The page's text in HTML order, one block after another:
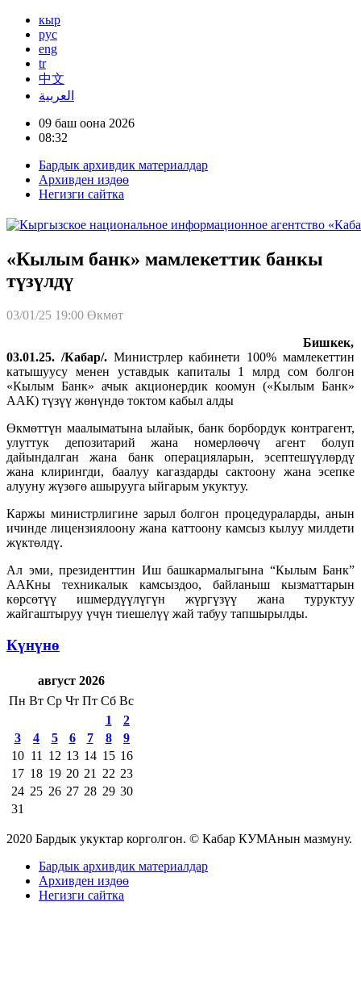
кыр
рус
eng
tr
中文
العربية
09 баш оона 2026
08:32
Бардык архивдик материалдар
Архивден издөө
Негизги сайтка
«Кылым банк» мамлекеттик банкы
түзүлдү
03/01/25 19:00 Өкмөт
Бишкек,
03.01.25. /Кабар/. Министрлер кабинети 100% мамлекеттин
катышуусу менен уставдык капиталы 1 млрд сом болгон
«Кылым Банк» ачык акционердик коомун («Кылым Банк»
ААК) түзүү жөнүндө токтом кабыл алды
Өкмөттүн маалыматына ылайык, банк борбордук контрагент,
улуттук депозитарий жана номерлөөчү агент болуп
дайындалган жана банк операцияларын, эсептешүүлөрдү
жана клирингди, баалуу кагаздарды сактоону жана эсепке
алууну жүзөгө ашырууга ыйгарым укуктуу.
Каржы министрлигине зарыл болгон процедураларды, анын
ичинде лицензиялоону жана каттоону камсыз кылуу милдети
жүктөлдү.
Ал эми, президенттин Иш башкармалыгына “Кылым Банк”
ААКны техникалык камсыздоо, байланыш кызматтарын
көрсөтүү ишмердүүлүгүн жүргүзүү жана туруктуу
жайгаштыруу үчүн тиешелүү жай табуу тапшырылды.
Күнүнө
август 2026
Пн Вт Ср Чт Пт Сб Вс
1
2
3
4 5 6 7 8
9
10 11 12 13 14 15 16
17 18 19 20 21 22 23
24 25 26 27 28 29 30
31
2020 Бардык укуктар корголгон. © Кабар КУМАнын мазмуну.
Бардык архивдик материалдар
Архивден издөө
Негизги сайтка